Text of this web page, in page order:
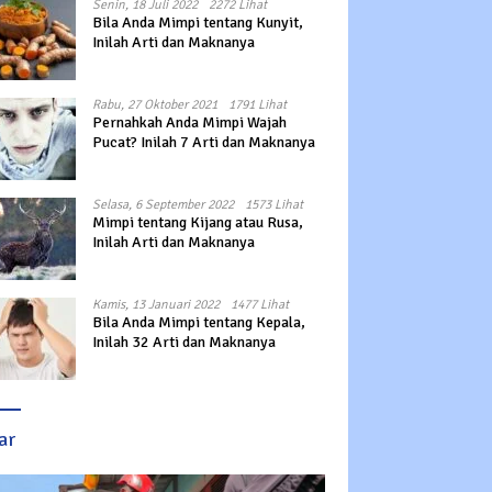
Senin, 18 Juli 2022 2272 Lihat
Bila Anda Mimpi tentang Kunyit,
Inilah Arti dan Maknanya
Rabu, 27 Oktober 2021 1791 Lihat
Pernahkah Anda Mimpi Wajah
Pucat? Inilah 7 Arti dan Maknanya
Selasa, 6 September 2022 1573 Lihat
Mimpi tentang Kijang atau Rusa,
Inilah Arti dan Maknanya
Kamis, 13 Januari 2022 1477 Lihat
Bila Anda Mimpi tentang Kepala,
Inilah 32 Arti dan Maknanya